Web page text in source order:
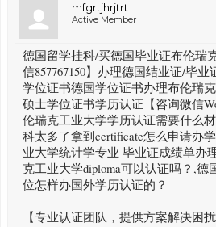
mfgrtjhrjtrt
Active Member
德国留学挂科/买德国毕业证布伦瑞
信857767150】办理德国结业证/毕
学位证书德国学位证书办理布伦瑞
硕士学位证书学历认证【咨询微信
伦瑞克工业大学学历认证需要什么
科太多了拿到certificate怎么申请办
业大学统计学专业 毕业证成绩单办
克工业大学diploma可以认证吗？,德
位怎样办国外学历认证的？
【专业认证团队，提供方案解决困扰